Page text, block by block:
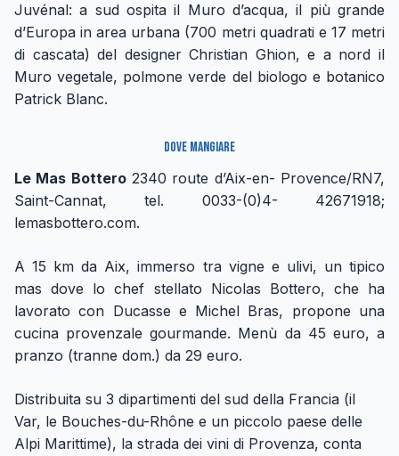
Juvénal: a sud ospita il Muro d’acqua, il più grande
d’Europa in area urbana (700 metri quadrati e 17 metri
di cascata) del designer Christian Ghion, e a nord il
Muro vegetale, polmone verde del biologo e botanico
Patrick Blanc.
Dove mangiare
Le Mas Bottero2340 route d’Aix-en- Provence/RN7,
Saint-Cannat, tel. 0033-(0)4- 42671918;
lemasbottero.com.
A 15 km da Aix, immerso tra vigne e ulivi, un tipico
mas dove lo chef stellato Nicolas Bottero, che ha
lavorato con Ducasse e Michel Bras, propone una
cucina provenzale gourmande. Menù da 45 euro, a
pranzo (tranne dom.) da 29 euro.
Distribuita su 3 dipartimenti del sud della Francia (il
Var, le Bouches-du-Rhône e un piccolo paese delle
Alpi Marittime), la strada dei vini di Provenza, conta